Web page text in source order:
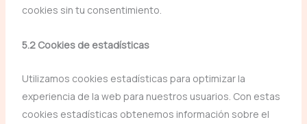
cookies sin tu consentimiento.
5.2 Cookies de estadísticas
Utilizamos cookies estadísticas para optimizar la
experiencia de la web para nuestros usuarios. Con estas
cookies estadísticas obtenemos información sobre el